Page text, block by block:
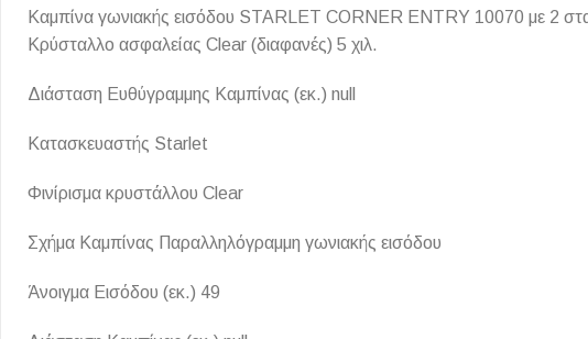
Πισίνας
Επένδυσης Τοίχου
Ψηφίδες
Καμπίνα γωνιακής εισόδου STARLET CORNER ENTRY 10070 με 2
Κρύσταλλο ασφαλείας Clear (διαφανές) 5 χιλ.
Διάσταση Ευθύγραμμης Καμπίνας (εκ.) null
Κατασκευαστής Starlet
Φινίρισμα κρυστάλλου Clear
Σχήμα Καμπίνας Παραλληλόγραμμη γωνιακής εισόδου
Άνοιγμα Εισόδου (εκ.) 49